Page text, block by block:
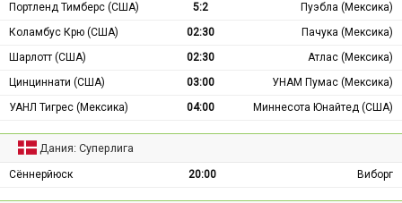
Портленд Тимберс (США) 5:2
Пуэбла (Мексика)
Коламбус Крю (США)
02:30
Пачука (Мексика)
Шарлотт (США)
02:30
Атлас (Мексика)
Цинциннати (США)
03:00
УНАМ Пумас (Мексика)
УАНЛ Тигрес (Мексика)
04:00 Миннесота Юнайтед (США)
Дания: Суперлига
Сённерйюск 20:00 Виборг